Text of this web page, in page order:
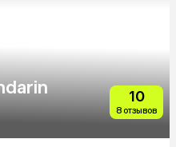
10
8 отзывов